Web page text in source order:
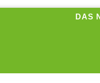
DAS